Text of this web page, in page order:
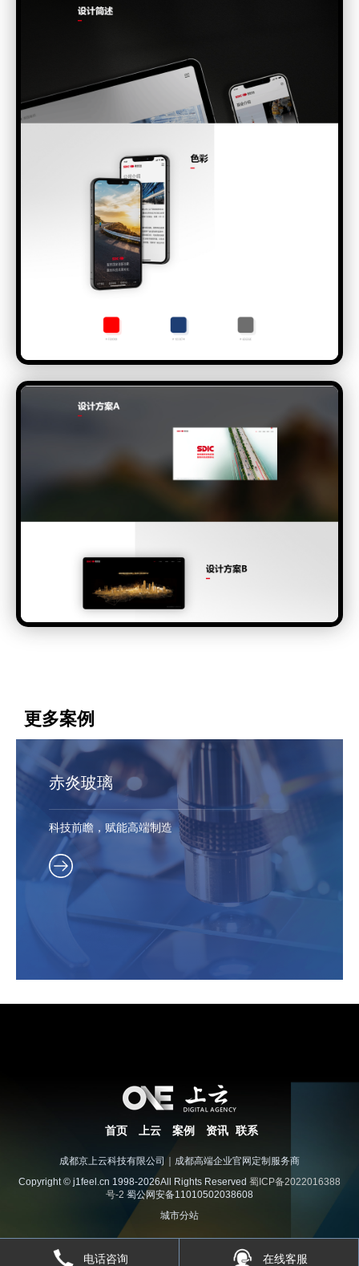
电话咨询 在线客服
更多案例
赤炎玻璃
科技前瞻，赋能高端制造
首页 上云 案例 资讯 联系
成都京上云科技有限公司｜成都高端企业官网定制服务商
Copyright © j1feel.cn 1998-2026All Rights Reserved 蜀ICP备2022016388
号-2 蜀公网安备11010502038608
城市分站